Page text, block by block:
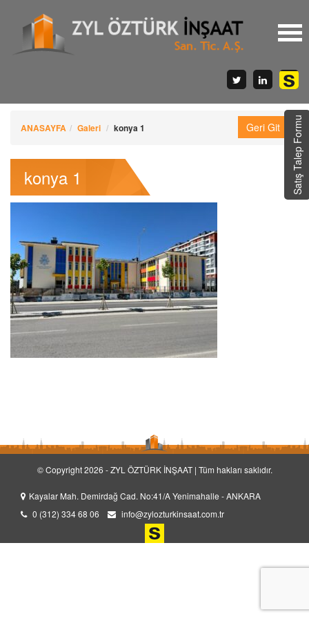
Satış Talep Formu
ANASAYFA Galeri konya 1
konya 1
© Copyright 2026 - ZYL ÖZTÜRK İNŞAAT | Tüm hakları saklıdır.
Kayalar Mah. Demirdağ Cad. No:41/A Yenimahalle - ANKARA
0 (312) 334 68 06
info@zylozturkinsaat.com.tr